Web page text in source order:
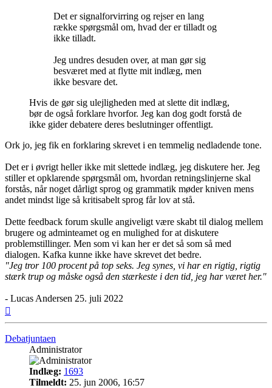
Det er signalforvirring og rejser en lang
række spørgsmål om, hvad der er tilladt og
ikke tilladt.
Jeg undres desuden over, at man gør sig
besværet med at flytte mit indlæg, men
ikke besvare det.
Hvis de gør sig ulejligheden med at slette dit indlæg,
bør de også forklare hvorfor. Jeg kan dog godt forstå de
ikke gider debatere deres beslutninger offentligt.
Ork jo, jeg fik en forklaring skrevet i en temmelig nedladende tone.
Det er i øvrigt heller ikke mit slettede indlæg, jeg diskutere her. Jeg
stiller et opklarende spørgsmål om, hvordan retningslinjerne skal
forstås, når noget dårligt sprog og grammatik møder kniven mens
andet mindst lige så kritisabelt sprog får lov at stå.
Dette feedback forum skulle angiveligt være skabt til dialog mellem
brugere og adminteamet og en mulighed for at diskutere
problemstillinger. Men som vi kan her er det så som så med
dialogen. Kafka kunne ikke have skrevet det bedre.
"Jeg tror 100 procent på top seks. Jeg synes, vi har en rigtig, rigtig
stærk trup og måske også den stærkeste i den tid, jeg har været her."
- Lucas Andersen 25. juli 2022
Debatjuntaen
Administrator
Indlæg: 1693
Tilmeldt: 25. jun 2006, 16:57